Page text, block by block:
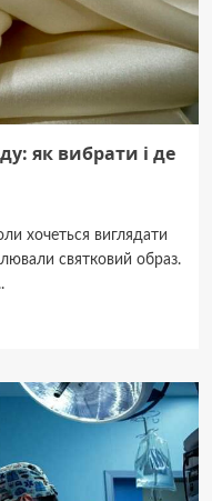
як вибрати і де
хочеться виглядати
святковий образ.